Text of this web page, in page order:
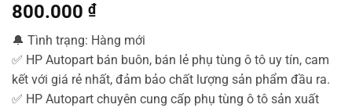
800.000 ₫
🔔 Tình trạng: Hàng mới
✅ HP Autopart bán buôn, bán lẻ phụ tùng ô tô uy tín, cam
kết với giá rẻ nhất, đảm bảo chất lượng sản phẩm đầu ra.
✅ HP Autopart chuyên cung cấp phụ tùng ô tô sản xuất